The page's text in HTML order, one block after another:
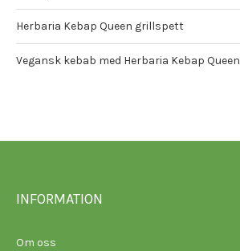
Herbaria Kebap Queen grillspett
Vegansk kebab med Herbaria Kebap Queen
INFORMATION
Om oss